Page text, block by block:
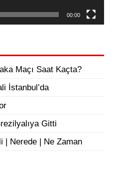
00:00
Maçı Saat Kaçta?
İstanbul’da
Gitti
| Nerede | Ne Zaman